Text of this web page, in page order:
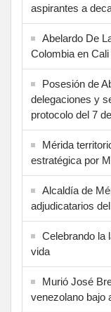
aspirantes a
Abelardo De
Colombia en Cali
Posesión de
delegaciones y
protocolo del 7
Mérida
estratégica por
Alcaldía de
adjudicatarios
Celebrando la
vida
Murió José
venezolano bajo